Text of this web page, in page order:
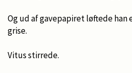
Og ud af gavepapiret løftede han
grise.
Vitus stirrede.